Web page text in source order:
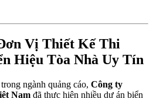
Vị Thiết Kế Thi
Hiệu Tòa Nhà Uy Tín
ngành quảng cáo, Công ty
Nam đã thực hiện nhiều dự án biển